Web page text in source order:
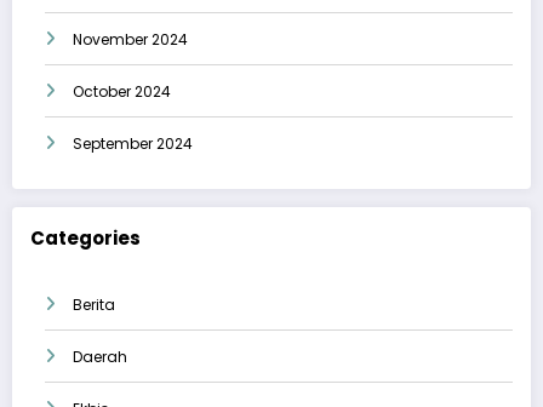
November 2024
October 2024
September 2024
Categories
Berita
Daerah